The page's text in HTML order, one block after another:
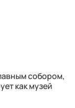
собором,
как музей